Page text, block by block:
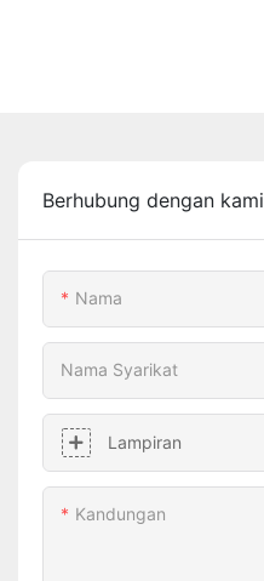
Berhubung dengan kami
Nama
Nama Syarikat
Lampiran
Kandungan